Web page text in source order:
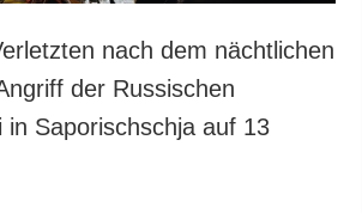
nach dem nächtlichen
der Russischen
in Saporischschja auf 13